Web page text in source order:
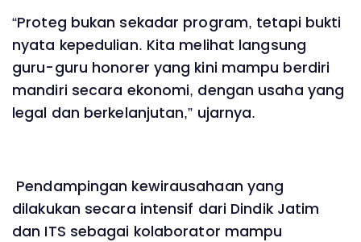
“Proteg bukan sekadar program, tetapi bukti
nyata kepedulian. Kita melihat langsung
guru-guru honorer yang kini mampu berdiri
mandiri secara ekonomi, dengan usaha yang
legal dan berkelanjutan,” ujarnya.
Pendampingan kewirausahaan yang
dilakukan secara intensif dari Dindik Jatim
dan ITS sebagai kolaborator mampu